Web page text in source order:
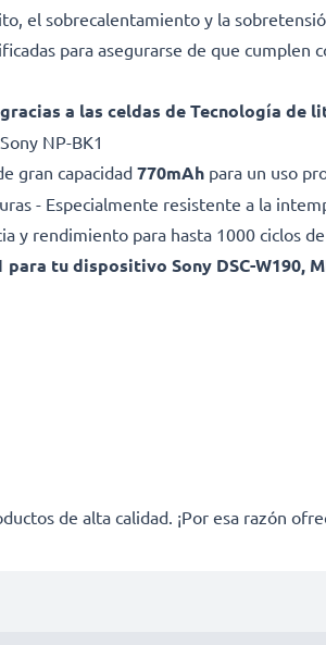
el sobrecalentamiento y la
para asegurarse de que cumplen
a las celdas de Tecnología de
NP-BK1
gran capacidad770mAh para un uso
- Especialmente resistente a la
y rendimiento para hasta 1000 ciclos
tu dispositivo Sony DSC-W190,
de alta calidad. ¡Por esa razón